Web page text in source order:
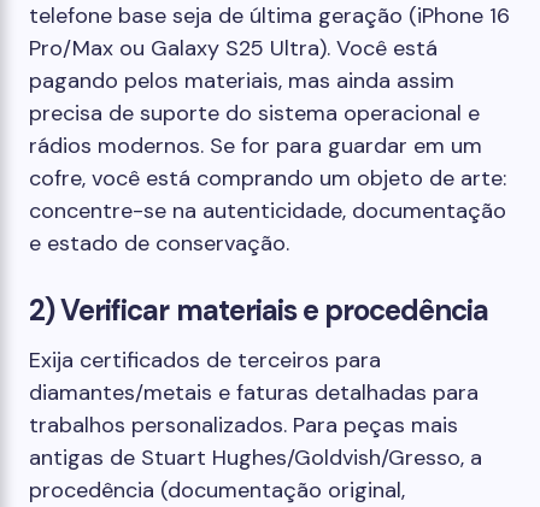
telefone base seja de última geração (iPhone 16
Pro/Max ou Galaxy S25 Ultra). Você está
pagando pelos materiais, mas ainda assim
precisa de suporte do sistema operacional e
rádios modernos. Se for para guardar em um
cofre, você está comprando um objeto de arte:
concentre-se na autenticidade, documentação
e estado de conservação.
2) Verificar materiais e procedência
Exija certificados de terceiros para
diamantes/metais e faturas detalhadas para
trabalhos personalizados. Para peças mais
antigas de Stuart Hughes/Goldvish/Gresso, a
procedência (documentação original,